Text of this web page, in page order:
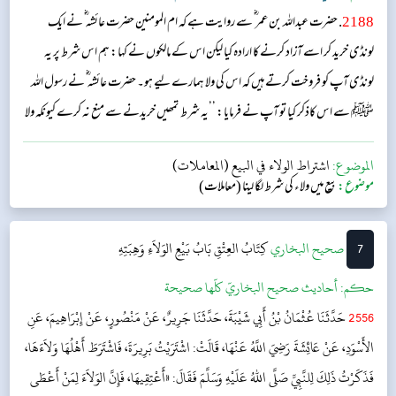
2188. حضرت عبداللہ بن عمر ؓ سے روایت ہے کہ ام المومنین حضرت عائشہ ؓ نے ایک
لونڈی خرید کر اسے آزاد کرنے کا ارادہ کیا لیکن اس کے مالکوں نے کہا: ہم اس شرط پر یہ
لونڈی آپ کو فروخت کرتے ہیں کہ اس کی ولا ہمارے لیے ہو۔ حضرت عائشہ ؓ نے رسول اللہ
ﷺ سے اس کاذکر کیا تو آپ نے فرمایا: ’’یہ شرط تمھیں خریدنے سے منع نہ کرے کیونکہ ولا
کا حق دار وہ ہوتا ہے جو اسے آزاد کرے۔‘‘...
الموضوع:اشتراط الولاء في البيع (المعاملات)
موضوع:بیع میں ولاء کی شرط لگا لینا (معاملات)
7 ‌‌صحيح البخاريكِتَابُ العِتْقِبَابُ بَيْعِ الوَلاَءِ وَهِبَتِهِ
حکم:أحاديث صحيح البخاريّ كلّها صحيحة
2556حَدَّثَنَا عُثْمَانُ بْنُ أَبِي شَيْبَةَ، حَدَّثَنَا جَرِيرٌ، عَنْ مَنْصُورٍ، عَنْ إِبْرَاهِيمَ، عَنِ
الأَسْوَدِ، عَنْ عَائِشَةَ رَضِيَ اللَّهُ عَنْهَا، قَالَتْ: اشْتَرَيْتُ بَرِيرَةَ، فَاشْتَرَطَ أَهْلُهَا وَلاَءَهَا،
فَذَكَرْتُ ذَلِكَ لِلنَّبِيِّ صَلَّى اللهُ عَلَيْهِ وَسَلَّمَ فَقَالَ: «أَعْتِقِيهَا، فَإِنَّ الوَلاَءَ لِمَنْ أَعْطَى